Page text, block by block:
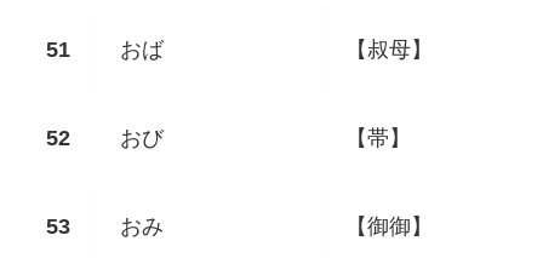
おば 【叔母】
おび 【帯】
おみ 【御御】